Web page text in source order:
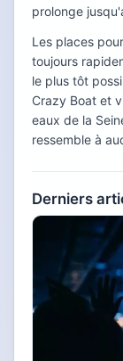
prolonge
Les places
toujours
le plus tôt
Crazy Boat et
eaux de la
ressemble à
Derniers